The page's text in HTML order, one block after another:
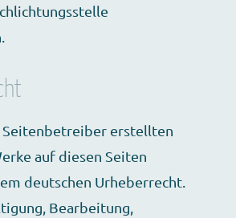
Seitenbetreiber erstellten
auf diesen Seiten
deutschen Urheberrecht.
Bearbeitung,